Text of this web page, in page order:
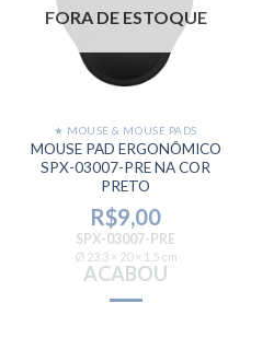
FORA DE ESTOQUE
★ MOUSE & MOUSE PADS
MOUSE PAD ERGONÔMICO
SPX-03007-PRE NA COR
PRETO
R$9,00
SPX-03007-PRE
Ø 23,3 × 20 × 1,5 cm
ACABOU